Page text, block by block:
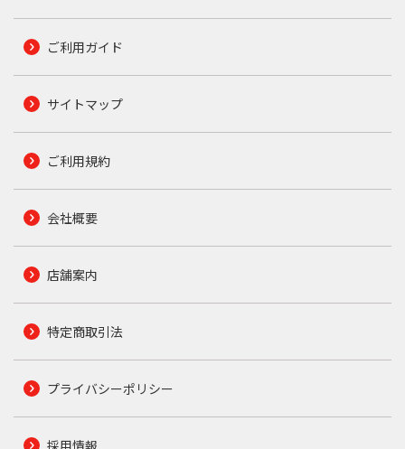
ご利用ガイド
サイトマップ
ご利用規約
会社概要
店舗案内
特定商取引法
プライバシーポリシー
採用情報